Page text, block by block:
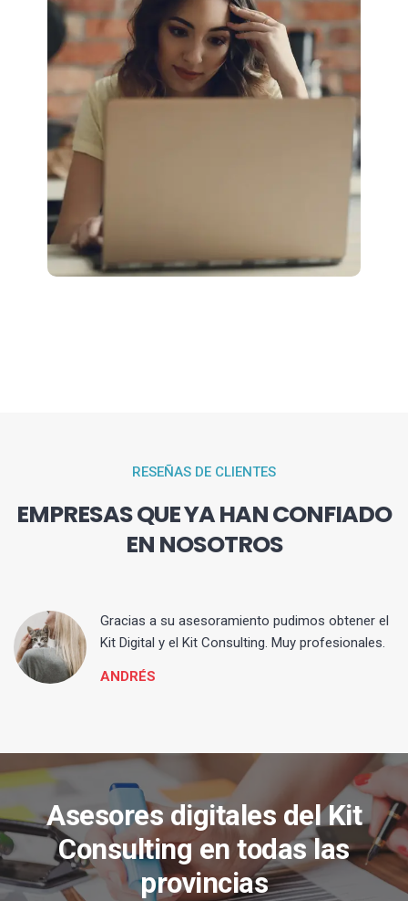
RESEÑAS DE CLIENTES
EMPRESAS QUE YA HAN CONFIADO
EN NOSOTROS
Gracias a su asesoramiento pudimos obtener el
Kit Digital y el Kit Consulting. Muy profesionales.
ANDRÉS
Asesores digitales del Kit
Consulting en todas las
provincias